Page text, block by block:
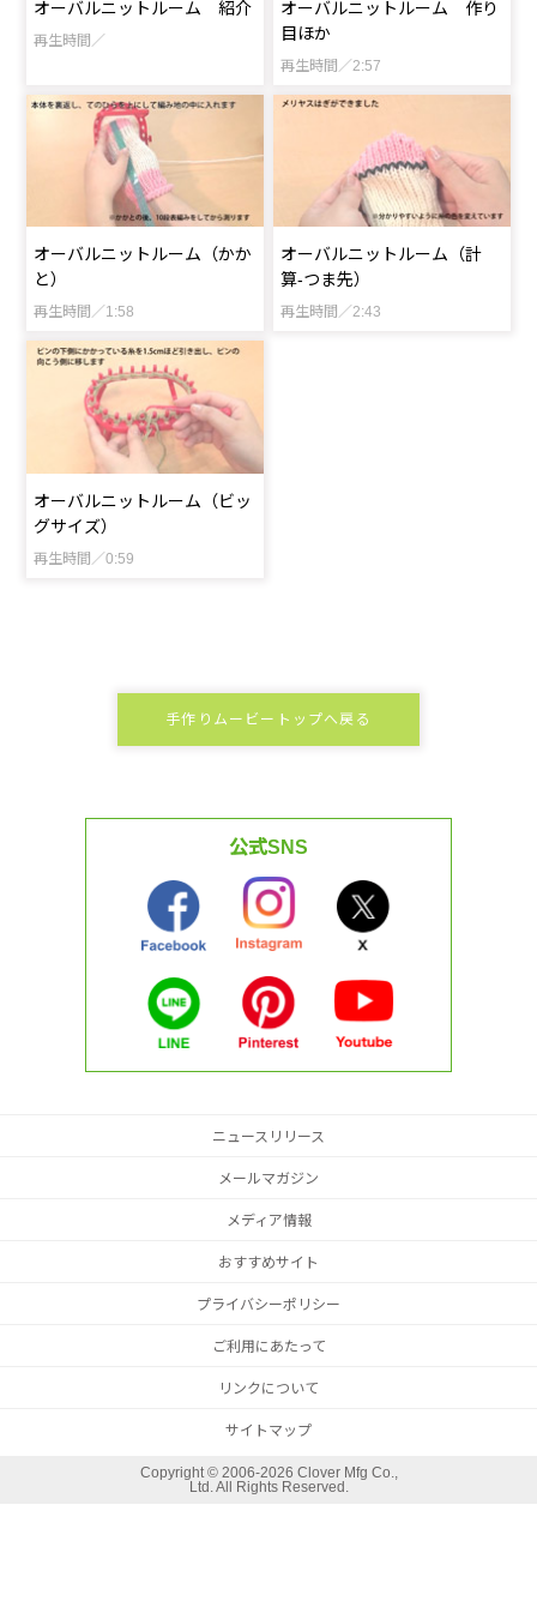
オーバルニットルーム 紹介
再生時間／
オーバルニットルーム 作り
目ほか
再生時間／2:57
オーバルニットルーム（かか
と）
再生時間／1:58
オーバルニットルーム（計
算-つま先）
再生時間／2:43
オーバルニットルーム（ビッ
グサイズ）
再生時間／0:59
手作りムービートップへ戻る
公式SNS
ニュースリリース
メールマガジン
メディア情報
おすすめサイト
プライバシーポリシー
ご利用にあたって
リンクについて
サイトマップ
Copyright © 2006-2026 Clover Mfg Co.,
Ltd. All Rights Reserved.